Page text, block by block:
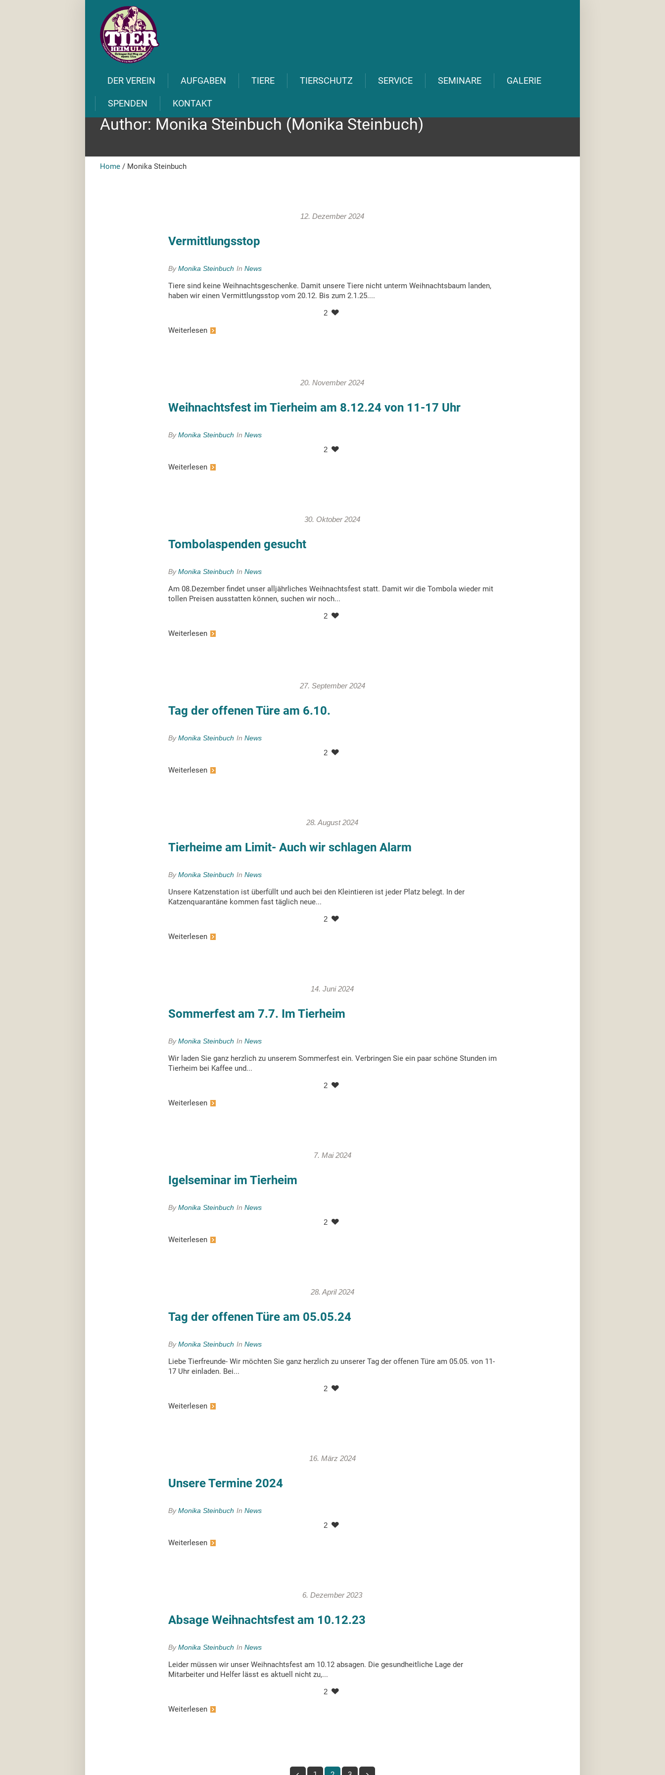
DER VEREIN AUFGABEN TIERE TIERSCHUTZ SERVICE SEMINARE GALERIE
SPENDEN KONTAKT
Author: Monika Steinbuch (Monika Steinbuch)
Home / Monika Steinbuch
12. Dezember 2024
Vermittlungsstop
ByMonika Steinbuch In News
Tiere sind keine Weihnachtsgeschenke. Damit unsere Tiere nicht unterm Weihnachtsbaum landen,
haben wir einen Vermittlungsstop vom 20.12. Bis zum 2.1.25....
2
Weiterlesen
20. November 2024
Weihnachtsfest im Tierheim am 8.12.24 von 11-17 Uhr
ByMonika Steinbuch In News
2
Weiterlesen
30. Oktober 2024
Tombolaspenden gesucht
ByMonika Steinbuch In News
Am 08.Dezember findet unser alljährliches Weihnachtsfest statt. Damit wir die Tombola wieder mit
tollen Preisen ausstatten können, suchen wir noch...
2
Weiterlesen
27. September 2024
Tag der offenen Türe am 6.10.
ByMonika Steinbuch In News
2
Weiterlesen
28. August 2024
Tierheime am Limit- Auch wir schlagen Alarm
ByMonika Steinbuch In News
Unsere Katzenstation ist überfüllt und auch bei den Kleintieren ist jeder Platz belegt. In der
Katzenquarantäne kommen fast täglich neue...
2
Weiterlesen
14. Juni 2024
Sommerfest am 7.7. Im Tierheim
ByMonika Steinbuch In News
Wir laden Sie ganz herzlich zu unserem Sommerfest ein. Verbringen Sie ein paar schöne Stunden im
Tierheim bei Kaffee und...
2
Weiterlesen
7. Mai 2024
Igelseminar im Tierheim
ByMonika Steinbuch In News
2
Weiterlesen
28. April 2024
Tag der offenen Türe am 05.05.24
ByMonika Steinbuch In News
Liebe Tierfreunde- Wir möchten Sie ganz herzlich zu unserer Tag der offenen Türe am 05.05. von 11-
17 Uhr einladen. Bei...
2
Weiterlesen
16. März 2024
Unsere Termine 2024
ByMonika Steinbuch In News
2
Weiterlesen
6. Dezember 2023
Absage Weihnachtsfest am 10.12.23
ByMonika Steinbuch In News
Leider müssen wir unser Weihnachtsfest am 10.12 absagen. Die gesundheitliche Lage der
Mitarbeiter und Helfer lässt es aktuell nicht zu,...
2
Weiterlesen